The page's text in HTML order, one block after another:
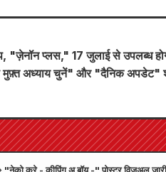
"ज़ेनॉन प्लस," 17 जुलाई से उपलब्ध
मुफ़्त अध्याय चुनें" और "दैनिक अपडेट"
"नेको करे - कीपिंग अ बॉय -" पोस्टर विजुअल